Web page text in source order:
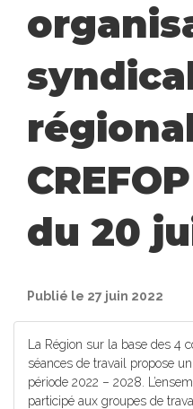
du 20
Publié le 27 juin 2022
La Région sur la base des 4
séances de travail propose
période 2022 – 2028.
participé aux groupes de